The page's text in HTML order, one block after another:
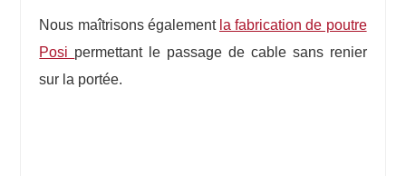
Nous maîtrisons également la fabrication de poutre
Posi permettant le passage de cable sans renier
sur la portée.